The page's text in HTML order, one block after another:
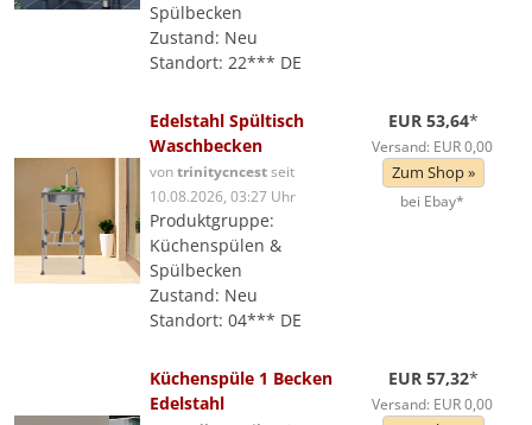
Spülbecken
Zustand: Neu
Standort: 22*** DE
Edelstahl Spültisch
Waschbecken
vontrinitycncestseit
10.08.2026, 03:27 Uhr
Produktgruppe:
Küchenspülen &
Spülbecken
Zustand: Neu
Standort: 04*** DE
EUR 53,64*
Versand: EUR 0,00
Zum Shop »
bei Ebay*
Küchenspüle 1 Becken
Edelstahl
EUR 57,32*
Versand: EUR 0,00